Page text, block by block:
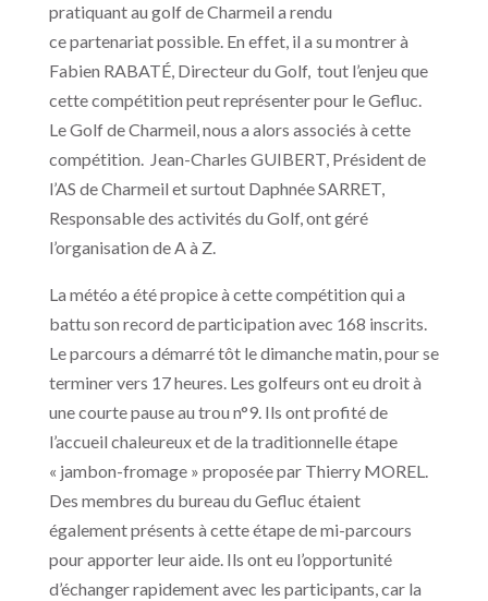
pratiquant au golf de Charmeil a rendu
ce partenariat possible. En effet, il a su montrer à
Fabien RABATÉ, Directeur du Golf, tout l’enjeu que
cette compétition peut représenter pour le Gefluc.
Le Golf de Charmeil, nous a alors associés à cette
compétition. Jean-Charles GUIBERT, Président de
l’AS de Charmeil et surtout Daphnée SARRET,
Responsable des activités du Golf, ont géré
l’organisation de A à Z.
La météo a été propice à cette compétition qui a
battu son record de participation avec 168 inscrits.
Le parcours a démarré tôt le dimanche matin, pour se
terminer vers 17 heures. Les golfeurs ont eu droit à
une courte pause au trou n°9. Ils ont profité de
l’accueil chaleureux et de la traditionnelle étape
« jambon-fromage » proposée par Thierry MOREL.
Des membres du bureau du Gefluc étaient
également présents à cette étape de mi-parcours
pour apporter leur aide. Ils ont eu l’opportunité
d’échanger rapidement avec les participants, car la